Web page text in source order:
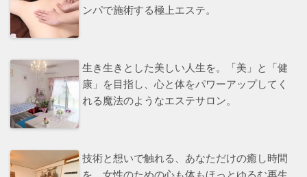
ンパで施術する極上エステ。
生き生きとした美しい人生を。「美」と「健
康」を目指し、心と体をパワーアップしてく
れる魔法のようなエステサロン。
技術と想いで触れる、あなただけの癒し時間